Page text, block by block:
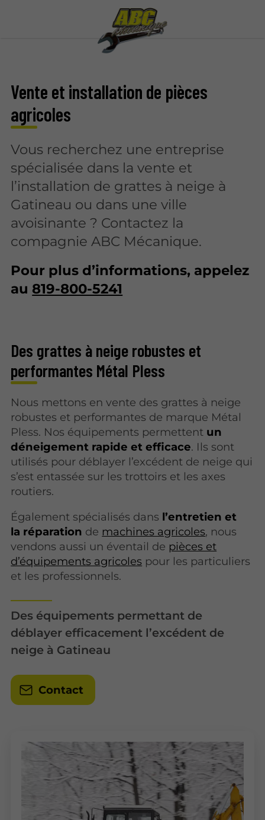
Vente et installation de pièces
agricoles
Vous recherchez une entreprise
spécialisée dans la vente et
l’installation de grattes à neige à
Gatineau ou dans une ville
avoisinante ? Contactez la
compagnie ABC Mécanique.
Pour plus d’informations, appelez
au 819-800-5241
Des grattes à neige robustes et
performantes Métal Pless
Nous mettons en vente des grattes à neige
robustes et performantes de marque Métal
Pless. Nos équipements permettent un
déneigement rapide et efficace. Ils sont
utilisés pour déblayer l’excédent de neige qui
s’est entassée sur les trottoirs et les axes
routiers.
Également spécialisés dans l’entretien et
la réparation de machines agricoles, nous
vendons aussi un éventail de pièces et
d’équipements agricoles pour les particuliers
et les professionnels.
Des équipements permettant de
déblayer efficacement l’excédent de
neige à Gatineau
Contact